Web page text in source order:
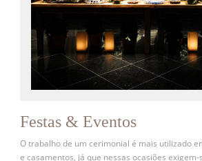
Festas & Eventos
O trabalho de um cerimonial é mais utilizado
e casamentos, já que nessas ocasiões